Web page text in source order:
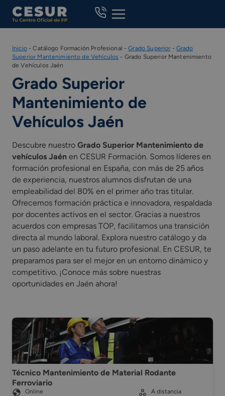
Skip
content
Inicio-Catálogo Formación Profesional -Grado Superior - Grado
Superior Mantenimiento de Vehículos - Grado Superior Mantenimiento
de Vehículos Jaén
Grado Superior
Mantenimiento de
Vehículos Jaén
Descubre nuestro Grado Superior Mantenimiento de
vehículos Jaén en CESUR Formación. Somos líderes en
formación profesional en España, con más de 25 años
de experiencia, nuestros alumnos disfrutan de una
empleabilidad del 80% en el primer año tras titular.
Ofrecemos formación práctica e innovadora, respaldada
por docentes activos en el sector. Gracias a nuestros
acuerdos con empresas TOP, facilitamos una transición
directa al mundo laboral. Explora nuestro catálogo y da
un paso adelante en tu futuro profesional. En CESUR, te
preparamos para ser el mejor en un entorno dinámico y
competitivo. ¡Conoce más sobre nuestras
oportunidades en Jaén ahora!
Técnico Mantenimiento de Material Rodante
Ferroviario
Online
A distancia